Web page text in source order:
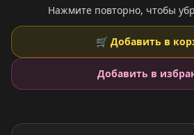
Нажмите повторно, чтобы
🛒 Добавить в
Добавить в